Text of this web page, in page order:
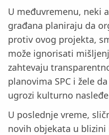
U međuvremenu, neki
građana planiraju da
protiv ovog projekta,
može ignorisati
zahtevaju
planovima SPC i žele
ugrozi kulturno
U poslednje vreme,
novih objekata u